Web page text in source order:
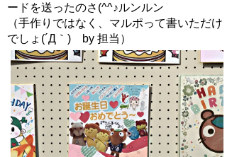
ードを送ったのさ(^^♪ルンルン
（手作りではなく、マルポって書いただけ
でしょ(´Д｀) by 担当）